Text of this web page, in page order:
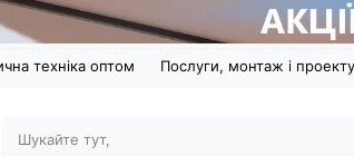
техніка оптом Послуги, монтаж і